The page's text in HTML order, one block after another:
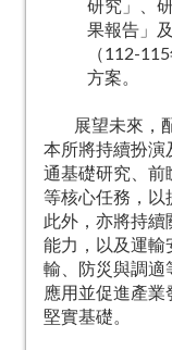
研究」、
果報告」
（112-
方案。
展望未來，配
本所將持續扮演
通基礎研究、前
等核心任務，以
此外，亦將持續
能力，以及運輸
輸、防災與調適
應用並促進產業
堅實基礎。